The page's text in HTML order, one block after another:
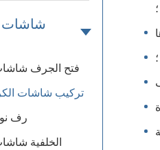
شاشات
فتح الجرف
تركيب شاشات
رف
الخلفية